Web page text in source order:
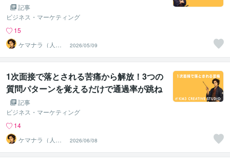
記事
ビジネス・マーケティング
15
ケマナラ（人
事・採用コンサ
ルタント）
2026/05/09
1次面接で落とされる苦痛から解放！3つの
質問パターンを覚えるだけで通過率が跳ね
上がる裏技
記事
ビジネス・マーケティング
14
ケマナラ（人
事・採用コンサ
ルタント）
2026/06/08